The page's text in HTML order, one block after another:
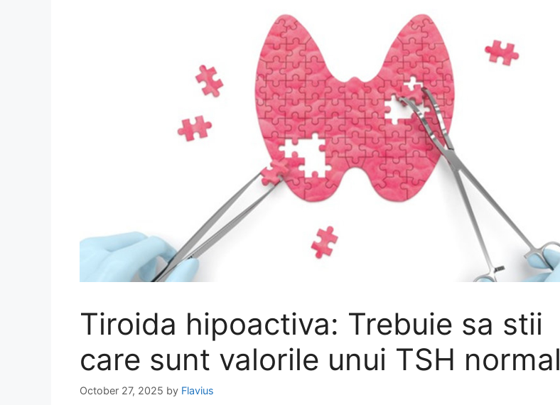
Tiroida hipoactiva: Trebuie sa stii
care sunt valorile unui TSH normal
October 27, 2025 by Flavius